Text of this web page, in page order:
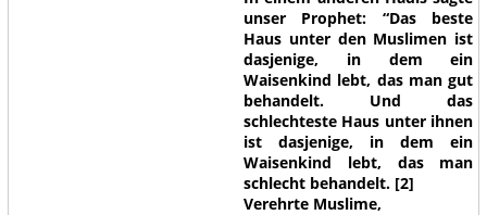
unser Prophet: “Das beste
Haus unter den Muslimen ist
dasjenige, in dem ein
Waisenkind lebt, das man gut
behandelt. Und das
schlechteste Haus unter ihnen
ist dasjenige, in dem ein
Waisenkind lebt, das man
schlecht behandelt. [2]
Verehrte Muslime,